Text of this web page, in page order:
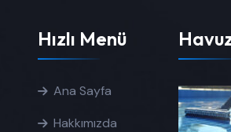
Hızlı Menü
Ana Sayfa
Hakkımızda